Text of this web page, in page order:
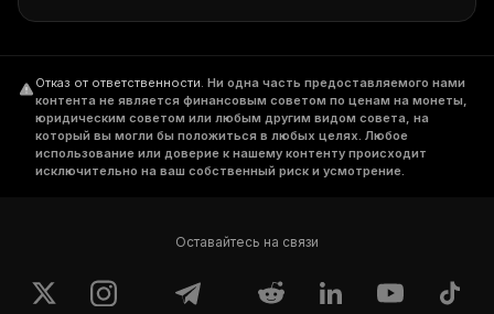
Отказ от ответственности. Ни одна часть предоставляемого нами
контента не является финансовым советом по ценам на монеты,
юридическим советом или любым другим видом совета, на
который вы могли бы положиться в любых целях. Любое
использование или доверие к нашему контенту происходит
исключительно на ваш собственный риск и усмотрение.
Оставайтесь на связи